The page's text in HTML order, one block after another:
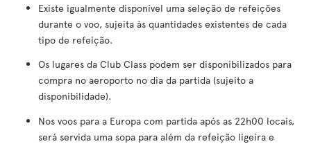
Existe igualmente disponível uma seleção de refeições
durante o voo, sujeita às quantidades existentes de cada
tipo de refeição.
Os lugares da Club Class podem ser disponibilizados para
compra no aeroporto no dia da partida (sujeito a
disponibilidade).
Nos voos para a Europa com partida após as 22h00 locais,
será servida uma sopa para além da refeição ligeira e